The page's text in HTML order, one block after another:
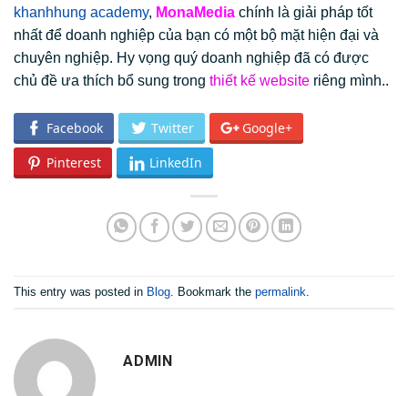
khanhhung academy, MonaMedia chính là giải pháp tốt
nhất để doanh nghiệp của bạn có một bộ mặt hiện đại và
chuyên nghiệp. Hy vọng quý doanh nghiệp đã có được
chủ đề ưa thích bổ sung trong thiết kế website riêng mình..
Facebook Twitter Google+
Pinterest LinkedIn
This entry was posted in Blog . Bookmark the permalink
ADMIN